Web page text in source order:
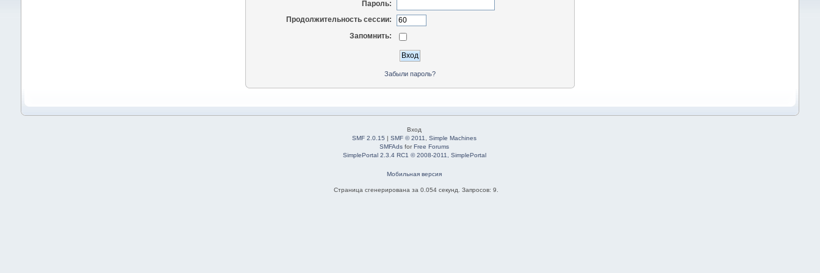
Пароль:
Продолжительность сессии:
Запомнить:
Забыли пароль?
Вход
SMF 2.0.15 |SMF © 2011 ,Simple Machines
SMFAds forFree Forums
SimplePortal 2.3.4 RC1 © 2008-2011, SimplePortal
Мобильная версия
Страница сгенерирована за 0.054 секунд. Запросов: 9.